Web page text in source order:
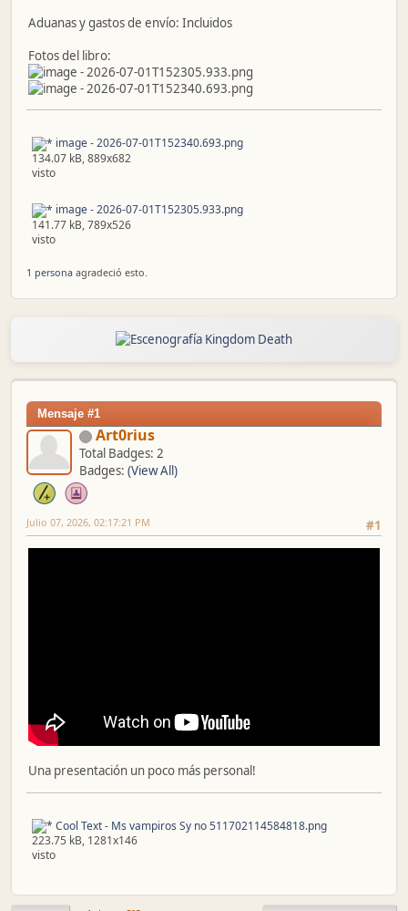
Aduanas y gastos de envío: Incluidos
Fotos del libro:
image - 2026-07-01T152340.693.png
134.07 kB, 889x682
visto
image - 2026-07-01T152305.933.png
141.77 kB, 789x526
visto
1 persona agradeció esto.
Mensaje #1
Art0rius
Total Badges: 2
Badges: (View All)
#1
Julio 07, 2026, 02:17:21 PM
Una presentación un poco más personal!
Cool Text - Ms vampiros Sy no 511702114584818.png
223.75 kB, 1281x146
visto